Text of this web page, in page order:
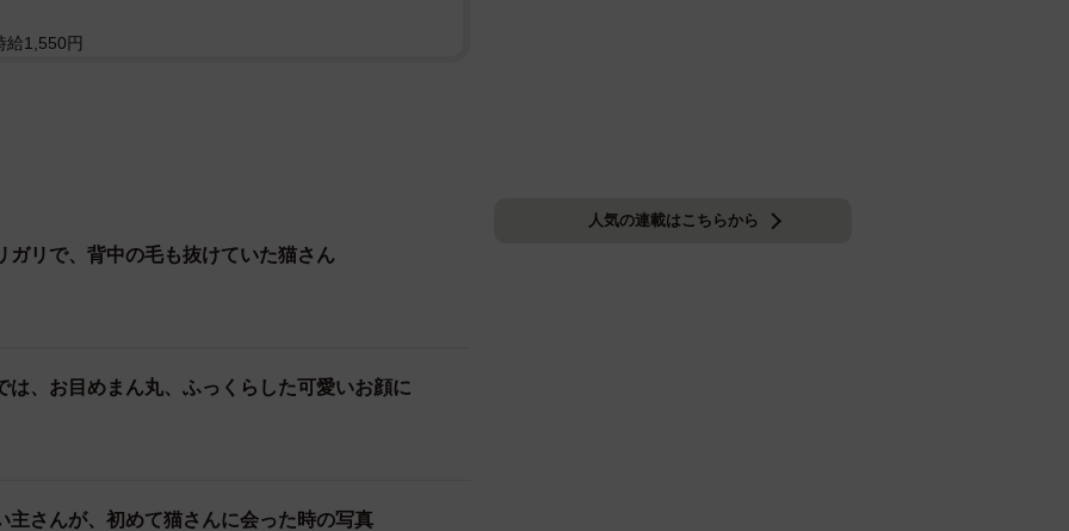
給1,550円
ガリで、背中の毛も抜けていた猫さん
は、お目めまん丸、ふっくらした可愛いお顔に
主さんが、初めて猫さんに会った時の写真
人気の連載はこちらから